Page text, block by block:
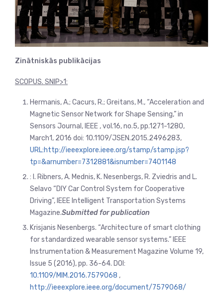
Zinātniskās publikācijas
SCOPUS. SNIP>1:
Hermanis, A.; Cacurs, R.; Greitans, M., “Acceleration and
Magnetic Sensor Network for Shape Sensing,” in
Sensors Journal, IEEE , vol.16, no.5, pp.1271-1280,
March1, 2016 doi: 10.1109/JSEN.2015.2496283,
URL:http://ieeexplore.ieee.org/stamp/stamp.jsp?
tp=&arnumber=7312881&isnumber=7401148
: I. Ribners, A. Mednis, K. Nesenbergs, R. Zviedris and L.
Selavo “DIY Car Control System for Cooperative
Driving”, IEEE Intelligent Transportation Systems
Magazine.Submitted for publication
Krisjanis Nesenbergs. “Architecture of smart clothing
for standardized wearable sensor systems.” IEEE
Instrumentation & Measurement Magazine Volume 19,
Issue 5 (2016), pp. 36-64. DOI:
10.1109/MIM.2016.7579068 ,
http://ieeexplore.ieee.org/document/7579068/